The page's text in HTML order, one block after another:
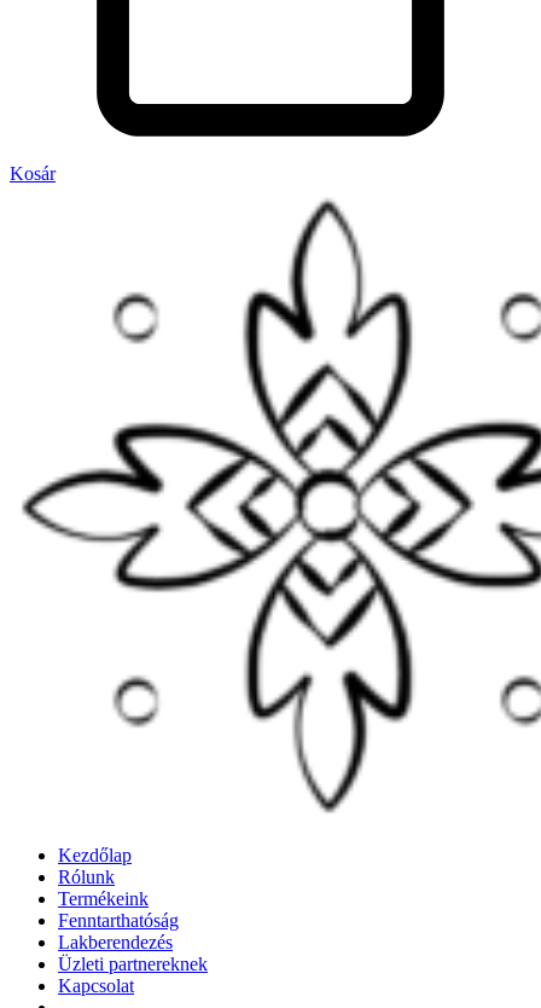
Kosár
Kezdőlap
Rólunk
Termékeink
Fenntarthatóság
Lakberendezés
Üzleti partnereknek
Kapcsolat